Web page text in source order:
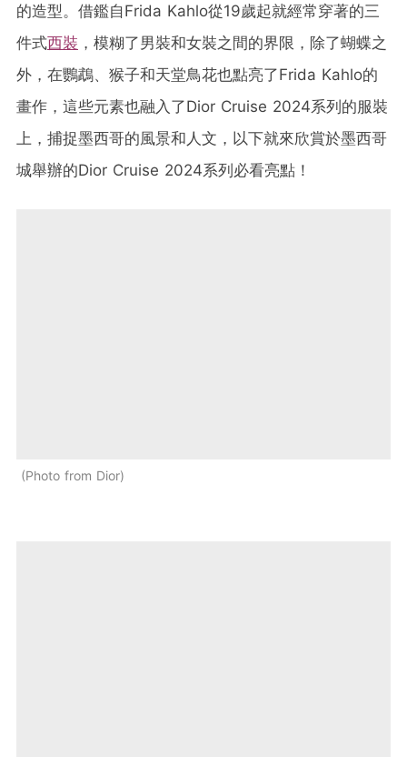
的造型。借鑑自Frida Kahlo從19歲起就經常穿著的三
件式西裝 ，模糊了男裝和女裝之間的界限，除了蝴蝶之
外，在鸚鵡、猴子和天堂鳥花也點亮了Frida Kahlo的
畫作，這些元素也融入了Dior Cruise 2024系列的服裝
上，捕捉墨西哥的風景和人文，以下就來欣賞於墨西哥
城舉辦的Dior Cruise 2024系列必看亮點！
Photo from Dior